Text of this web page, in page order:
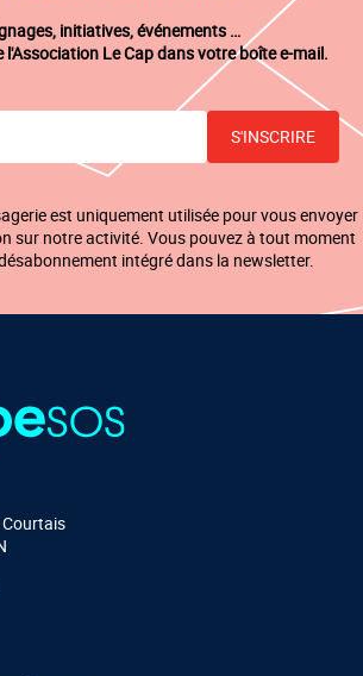
initiatives, événements …
l'Association Le Cap dans votre boîte e-mail.
est uniquement utilisée pour vous envoyer
sur notre activité. Vous pouvez à tout moment
intégré dans la newsletter.
Courtais